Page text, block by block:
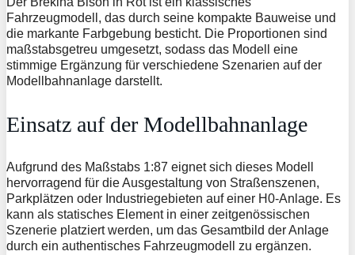
Fahrzeugmodell, das durch seine kompakte Bauweise und
die markante Farbgebung besticht. Die Proportionen sind
maßstabsgetreu umgesetzt, sodass das Modell eine
stimmige Ergänzung für verschiedene Szenarien auf der
Modellbahnanlage darstellt.
Einsatz auf der Modellbahnanlage
Aufgrund des Maßstabs 1:87 eignet sich dieses Modell
hervorragend für die Ausgestaltung von Straßenszenen,
Parkplätzen oder Industriegebieten auf einer H0-Anlage. Es
kann als statisches Element in einer zeitgenössischen
Szenerie platziert werden, um das Gesamtbild der Anlage
durch ein authentisches Fahrzeugmodell zu ergänzen.